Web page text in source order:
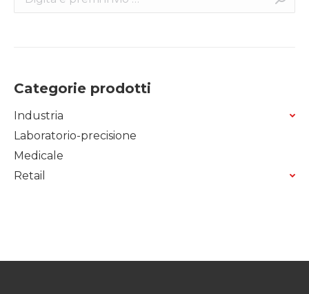
Categorie prodotti
Industria
Laboratorio-precisione
Medicale
Retail